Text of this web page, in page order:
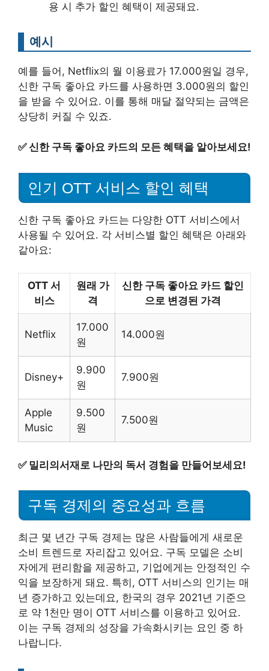
용 시 추가 할인 혜택이 제공돼요.
예시
예를 들어, Netflix의 월 이용료가 17.000원일 경우,
신한 구독 좋아요 카드를 사용하면 3.000원의 할인
을 받을 수 있어요. 이를 통해 매달 절약되는 금액은
상당히 커질 수 있죠.
✅신한 구독 좋아요 카드의 모든 혜택을 알아보세요!
인기 OTT 서비스 할인 혜택
신한 구독 좋아요 카드는 다양한 OTT 서비스에서
사용될 수 있어요. 각 서비스별 할인 혜택은 아래와
같아요:
OTT 서
비스
원래 가
격
신한 구독 좋아요 카드 할인
으로 변경된 가격
Netflix
17.000
원
14.000원
Disney+
9.900
원
7.900원
Apple
Music
9.500
원
7.500원
✅ 밀리의서재로 나만의 독서 경험을 만들어보세요!
구독 경제의 중요성과 흐름
최근 몇 년간 구독 경제는 많은 사람들에게 새로운
소비 트렌드로 자리잡고 있어요. 구독 모델은 소비
자에게 편리함을 제공하고, 기업에게는 안정적인 수
익을 보장하게 돼요. 특히, OTT 서비스의 인기는 매
년 증가하고 있는데요, 한국의 경우 2021년 기준으
로 약 1천만 명이 OTT 서비스를 이용하고 있어요.
이는 구독 경제의 성장을 가속화시키는 요인 중 하
나랍니다.